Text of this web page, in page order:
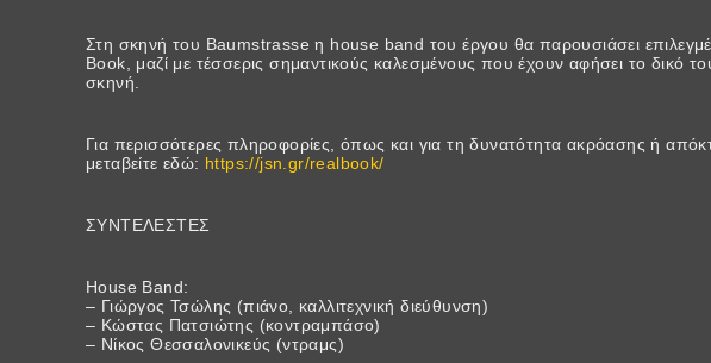
Στη σκηνή του Baumstrasse η house band του έργου θα παρουσιάσει
Book, μαζί με τέσσερις σημαντικούς καλεσμένους που έχουν αφήσει το δικό
σκηνή.
Για περισσότερες πληροφορίες, όπως και για τη δυνατότητα ακρόασης ή
μεταβείτε εδώ: https://jsn.gr/realbook/
ΣΥΝΤΕΛΕΣΤΕΣ
House Band:
– Γιώργος Τσώλης (πιάνο, καλλιτεχνική διεύθυνση)
– Κώστας Πατσιώτης (κοντραμπάσο)
– Νίκος Θεσσαλονικεύς (ντραμς)